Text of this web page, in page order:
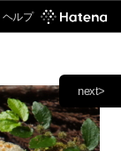
ヘルプ
next>